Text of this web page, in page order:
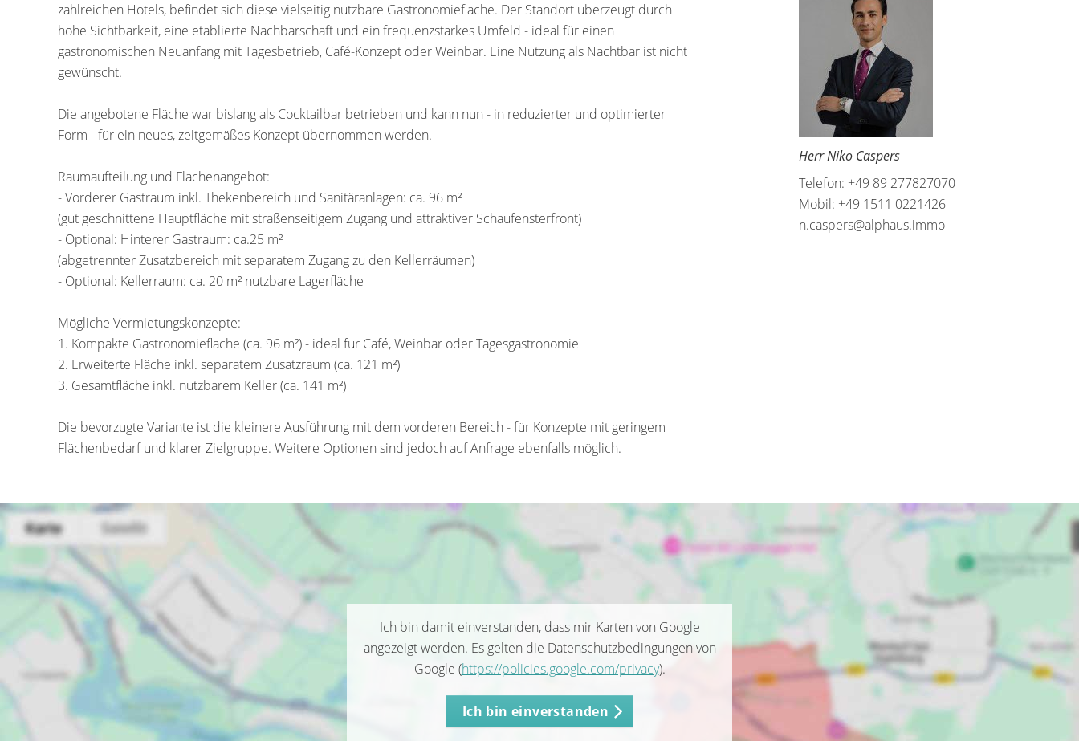
zahlreichen Hotels, befindet sich diese vielseitig nutzbare Gastronomiefläche. Der Standort überzeugt durch
hohe Sichtbarkeit, eine etablierte Nachbarschaft und ein frequenzstarkes Umfeld - ideal für einen
gastronomischen Neuanfang mit Tagesbetrieb, Café-Konzept oder Weinbar. Eine Nutzung als Nachtbar ist nicht
gewünscht.
Die angebotene Fläche war bislang als Cocktailbar betrieben und kann nun - in reduzierter und optimierter
Form - für ein neues, zeitgemäßes Konzept übernommen werden.
Raumaufteilung und Flächenangebot:
- Vorderer Gastraum inkl. Thekenbereich und Sanitäranlagen: ca. 96 m²
(gut geschnittene Hauptfläche mit straßenseitigem Zugang und attraktiver Schaufensterfront)
- Optional: Hinterer Gastraum: ca.25 m²
(abgetrennter Zusatzbereich mit separatem Zugang zu den Kellerräumen)
- Optional: Kellerraum: ca. 20 m² nutzbare Lagerfläche
Mögliche Vermietungskonzepte:
1. Kompakte Gastronomiefläche (ca. 96 m²) - ideal für Café, Weinbar oder Tagesgastronomie
2. Erweiterte Fläche inkl. separatem Zusatzraum (ca. 121 m²)
3. Gesamtfläche inkl. nutzbarem Keller (ca. 141 m²)
Die bevorzugte Variante ist die kleinere Ausführung mit dem vorderen Bereich - für Konzepte mit geringem
Flächenbedarf und klarer Zielgruppe. Weitere Optionen sind jedoch auf Anfrage ebenfalls möglich.
Herr Niko Caspers
Telefon: +49 89 277827070
Mobil: +49 1511 0221426
n.caspers@alphaus.immo
Ich bin damit einverstanden, dass mir Karten von Google
angezeigt werden. Es gelten die Datenschutzbedingungen von
Google (https://policies.google.com/privacy).
Ich bin einverstanden